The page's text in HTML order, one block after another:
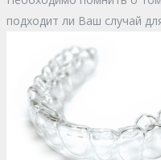
подходит ли Ваш случай